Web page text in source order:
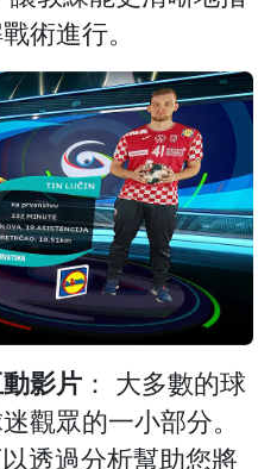
術進行。
影片 ： 大多數的球
觀眾的一小部分。
透過分析幫助您將